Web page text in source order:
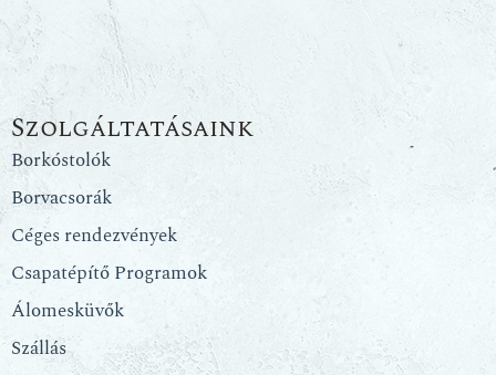
Szolgáltatásaink
Borkóstolók
Borvacsorák
Céges rendezvények
Csapatépítő Programok
Álomesküvők
Szállás